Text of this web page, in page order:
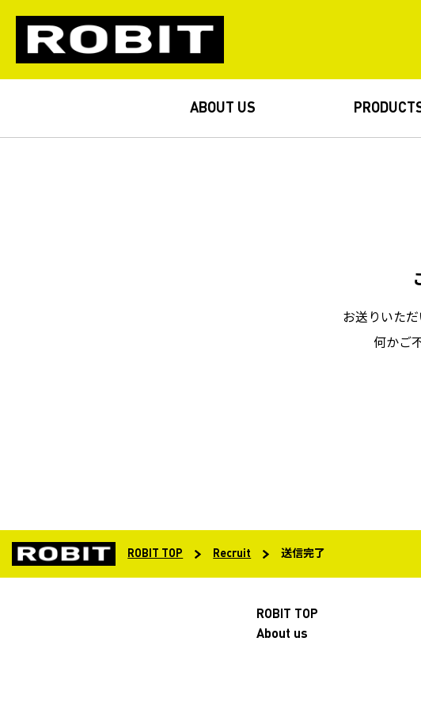
ABOUT US
お送りいた
何かご
ROBIT TOP Recruit 送信完了
ROBIT TOP
About us